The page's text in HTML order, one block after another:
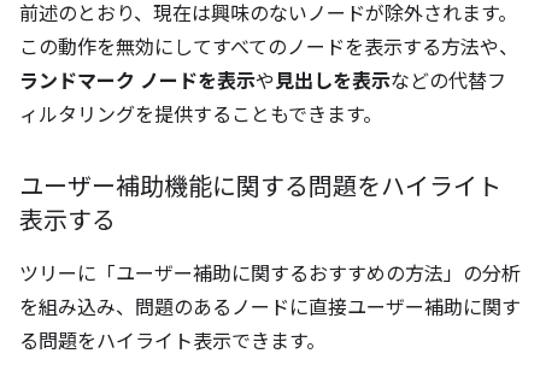
前述のとおり、現在は興味のないノードが除外されます。
この動作を無効にしてすべてのノードを表示する方法や、
ランドマーク ノードを表示や見出しを表示などの代替フ
ィルタリングを提供することもできます。
ユーザー補助機能に関する問題をハイライト
表示する
ツリーに「ユーザー補助に関するおすすめの方法」の分析
を組み込み、問題のあるノードに直接ユーザー補助に関す
る問題をハイライト表示できます。